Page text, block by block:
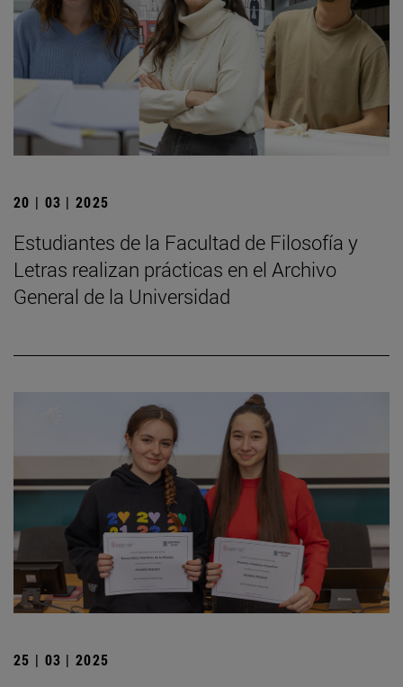
20 | 03 | 2025
Estudiantes de la Facultad de Filosofía y
Letras realizan prácticas en el Archivo
General de la Universidad
25 | 03 | 2025